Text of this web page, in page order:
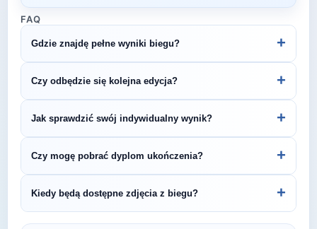
FAQ
Gdzie znajdę pełne wyniki biegu? +
stronie internetowej lub na platformach takich jak
LiveTracking, RunnerSpace czy MarathonSport.
Czy odbędzie się kolejna edycja? +
Śledź stronę organizatora lub ZawodyBiegowe.pl,
by być na bieżąco z datą kolejnej edycji WILD RUN
– BIEG PO ZOO 10K.
Jak sprawdzić swój indywidualny wynik? +
organizatora lub platformie pomiarowej podanej na
bibie startowym. Wyniki zawierają czas brutto i
netto, a często też pozycję wśród wszystkich
uczestników i w kategorii wiekowej.
Czy mogę pobrać dyplom ukończenia? +
elektroniczne dyplomy do pobrania ze strony
organizatora po opublikowaniu oficjalnych
Kiedy będą dostępne zdjęcia z biegu? +